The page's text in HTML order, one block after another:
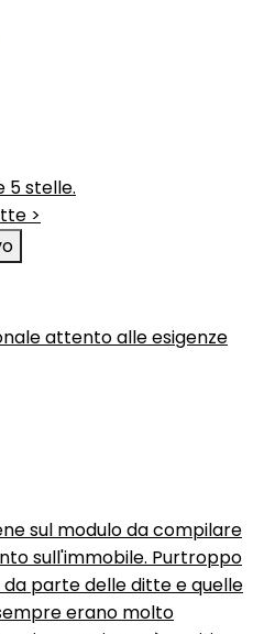
5 stelle.
>
attento alle esigenze
sul modulo da compilare
sull'immobile. Purtroppo
parte delle ditte e quelle
erano molto